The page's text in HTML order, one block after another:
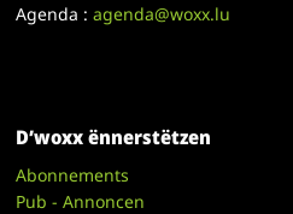
Agenda :agenda@woxx.lu
D’woxx ënnerstëtzen
Abonnements
Pub - Annoncen